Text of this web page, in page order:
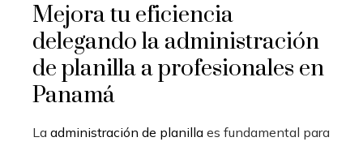
Mejora tu eficiencia
delegando la administración
de planilla a profesionales en
Panamá
La administración de planilla es fundamental para